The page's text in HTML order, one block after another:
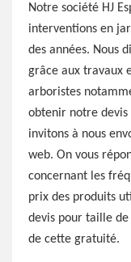
Notre société HJ
interventions en
des années. Nous
grâce aux travaux
arboristes
obtenir notre devis
invitons à nous
web. On vous
concernant les
prix des produits
devis pour taille
de cette gratuité.